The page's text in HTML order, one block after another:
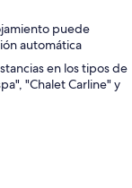
puede
automática
en los tipos de
"Chalet Carline" y